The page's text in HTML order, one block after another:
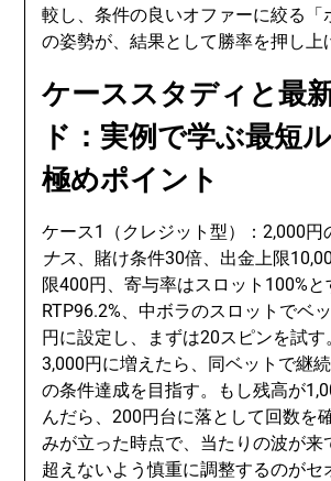
較し、条件の良いオファーに絞る「
の姿勢が、結果として勝率を押し上
ケーススタディと最
ド：実例で学ぶ最短
極めポイント
ケース1（クレジット型）：2,000円
ナス、賭け条件30倍、出金上限
限400円、寄与率はスロット100%と
RTP96.2%、中ボラのスロットでベ
円に設定し、まずは20スピンを試
3,000円に増えたら、同ベットで継
の条件達成を目指す。もし残高が
んだら、200円台に落として回数を
みが立った時点で、当たりの波が来
超えないよう慎重に調整するのがセ